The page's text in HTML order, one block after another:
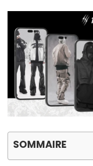
SOMMAIRE